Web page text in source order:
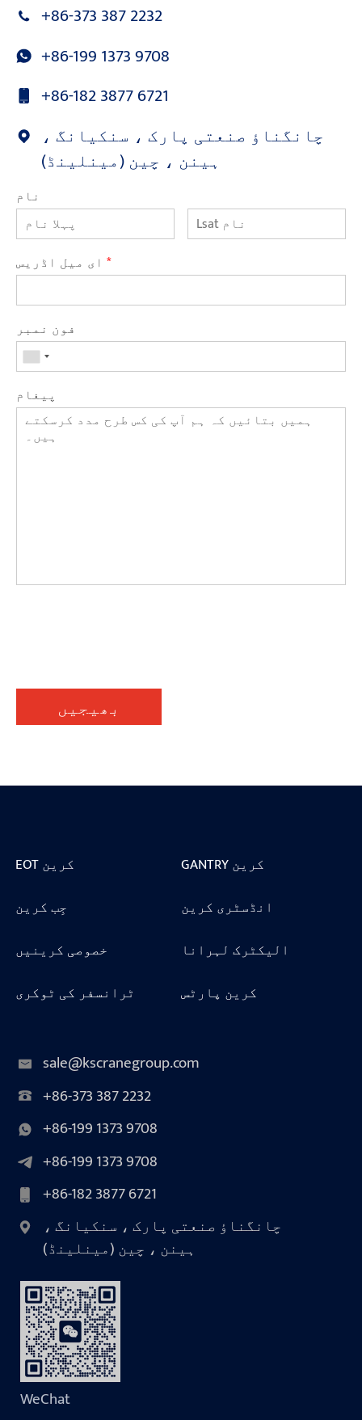
+86-373 387 2232
+86-199 1373 9708
+86-182 3877 6721
چانگناؤ صنعتی پارک ، سنکیانگ ،
ہینن ، چین (مینلینڈ)
نام
*
فون نمبر
پیغام
بھیجیں
EOT کرین
GANTRY کرین
جِب کرین
انڈسٹری کرین
خصوصی کرینیں
الیکٹرک لہرانا
ٹرانسفر کی ٹوکری
کرین پارٹس
sale@kscranegroup.com
+86-373 387 2232
+86-199 1373 9708
+86-199 1373 9708
+86-182 3877 6721
چانگناؤ صنعتی پارک ، سنکیانگ ،
ہینن ، چین (مینلینڈ)
WeChat